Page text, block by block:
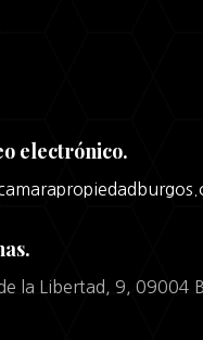
electrónico.
la Libertad, 9, 09004